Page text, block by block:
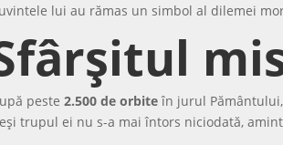
lui au rămas un simbol al dilemei
peste2.500 de orbiteîn jurul
trupul ei nu s-a mai întors niciodată,